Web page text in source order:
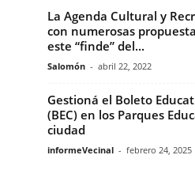
La Agenda Cultural y
con numerosas
este “finde” del...
Salomón - abril 22, 2022
Gestioná el Boleto
(BEC) en los Parques
ciudad
informeVecinal - febrero 24, 2025